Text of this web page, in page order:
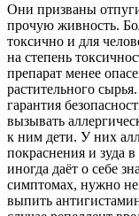
Они призваны
прочую живность.
токсично и для
на степень
препарат менее
растительного
гарантия
вызывать
к ним дети. У них
покраснения и зуда
иногда даёт о себе
симптомах, нужно
выпить